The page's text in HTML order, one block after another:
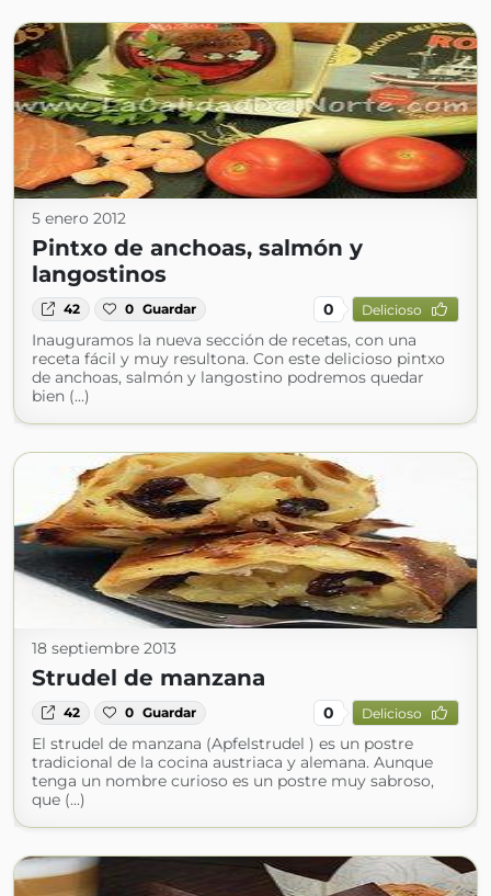
5 enero 2012
Pintxo de anchoas, salmón y
langostinos
42 0 Guardar 0 Delicioso
Inauguramos la nueva sección de recetas, con una
receta fácil y muy resultona. Con este delicioso pintxo
de anchoas, salmón y langostino podremos quedar
bien (...)
18 septiembre 2013
Strudel de manzana
42 0 Guardar 0 Delicioso
El strudel de manzana (Apfelstrudel ) es un postre
tradicional de la cocina austriaca y alemana. Aunque
tenga un nombre curioso es un postre muy sabroso,
que (...)